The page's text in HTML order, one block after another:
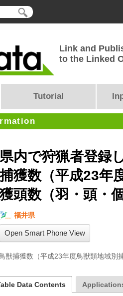
Link and
to the Linked
Tutorial
県内で狩猟者登録
捕獲数（平成23年
獲頭数（羽・頭・
福井県
Open Smart Phone View
獣捕獲数（平成23年度鳥獣類地域別
Data Contents